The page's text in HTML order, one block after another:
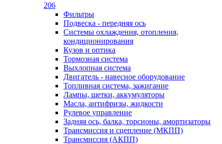
206
Фильтры
Подвеска - передняя ось
Системы охлаждения, отопления,
кондиционирования
Кузов и оптика
Тормозная система
Выхлопная система
Двигатель - навесное оборудование
Топливная система, зажигание
Лампы, щетки, аккумуляторы
Масла, антифризы, жидкости
Рулевое управление
Задняя ось, балка, торсионы, амортизаторы
Трансмиссия и сцепление (МКПП)
Трансмиссия (АКПП)